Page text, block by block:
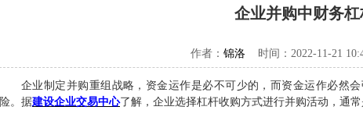
企业并购中财务
作者： 锦洛 时间：2022-11-21
企业制定并购重组战略，资金运作是必不可少的，而资金运作必然
险。据建设企业交易中心了解，企业选择杠杆收购方式进行并购活动，通